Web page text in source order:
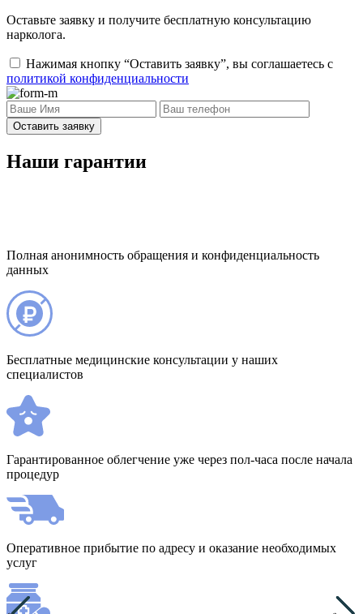
Оставьте заявку и получите бесплатную консультацию
нарколога.
Нажимая кнопку “Оставить заявку”, вы соглашаетесь с
политикой конфиденциальности
Оставить заявку
Наши гарантии
Полная анонимность обращения и конфиденциальность
данных
Бесплатные медицинские консультации у наших
специалистов
Гарантированное облегчение уже через пол-часа после начала
процедур
Оперативное прибытие по адресу и оказание необходимых
услуг